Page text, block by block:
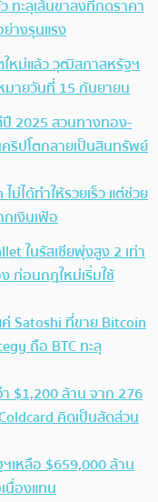
ะลุเส้นขาลงที่กดราคา
างรุนแรง
ใหม่แล้ว วุฒิสภาสหรัฐฯ
ายวันที่ 15 กันยายน
2025 สวนทางทอง-
ริปโตกลายเป็นสินทรัพย์
ม่ได้ทำให้รวยเร็ว แต่ช่วย
เงินเฟ้อ
ในรัสเซียพุ่งสูง 2 เท่า
ก่อนกฎใหม่เริ่มใช้
Satoshi ที่ขาย Bitcoin
ถือ BTC ทะลุ
$1,200 ล้าน จาก 276
คิดเป็นสัดส่วน
เหลือ $659,000 ล้าน
นื่องแทน